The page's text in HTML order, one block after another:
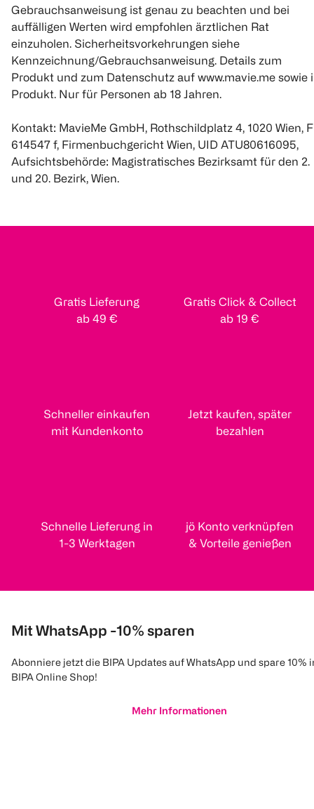
Gebrauchsanweisung ist genau zu beachten und bei
auffälligen Werten wird empfohlen ärztlichen Rat
einzuholen. Sicherheitsvorkehrungen siehe
Kennzeichnung/Gebrauchsanweisung. Details zum
Produkt und zum Datenschutz auf www.mavie.me sowie
Produkt. Nur für Personen ab 18 Jahren.
Kontakt: MavieMe GmbH, Rothschildplatz 4, 1020 Wien,
614547 f, Firmenbuchgericht Wien, UID ATU80616095,
Aufsichtsbehörde: Magistratisches Bezirksamt für den 2.
und 20. Bezirk, Wien.
Gratis Lieferung
ab 49 €
Gratis Click & Collect
ab 19 €
Schneller einkaufen
mit Kundenkonto
Jetzt kaufen, später
bezahlen
Schnelle Lieferung in
1-3 Werktagen
jö Konto verknüpfen
& Vorteile genießen
Mit WhatsApp -10% sparen
Abonniere jetzt die BIPA Updates auf WhatsApp und spare 10%
BIPA Online Shop!
Mehr Informationen